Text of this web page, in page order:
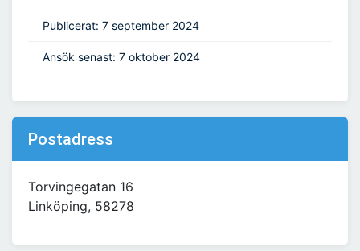
Publicerat: 7 september 2024
Ansök senast: 7 oktober 2024
Postadress
Torvingegatan 16
Linköping, 58278